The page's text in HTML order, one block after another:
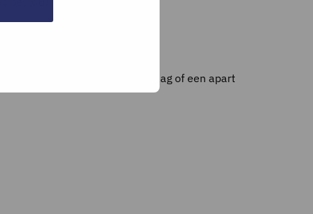
deze bij de bijlages bij de vraag of een apart